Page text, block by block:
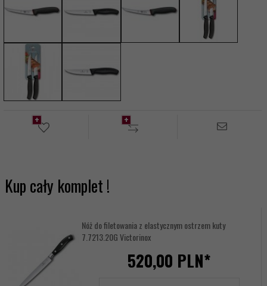
Kup cały komplet !
Nóż do filetowania z elastycznym ostrzem kuty
7.7213.20G Victorinox
520,00 PLN*